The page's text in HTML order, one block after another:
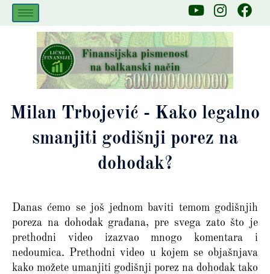
Skip
Y
u
b
I
s
g
a
m
F
k
Milan Trbojević - Kako legalno
smanjiti godišnji porez na
dohodak?
Danas ćemo se još jednom baviti temom godišnjih
poreza na dohodak građana, pre svega zato što je
prethodni video izazvao mnogo komentara i
nedoumica. Prethodni video u kojem se objašnjava
kako možete umanjiti godišnji porez na dohodak tako